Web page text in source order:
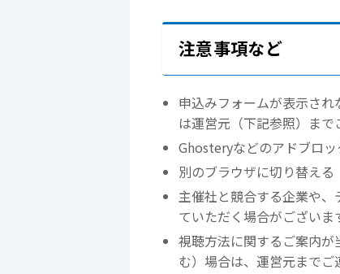
注意事項など
申込みフォームが表示さ
は運営元（下記参照）まで
Ghosteryなどのアドブロ
別のブラウザに切り替える
主催社と競合する企業や
ていただく場合がございま
視聴方法に関するご案内
む）場合は、運営元までご